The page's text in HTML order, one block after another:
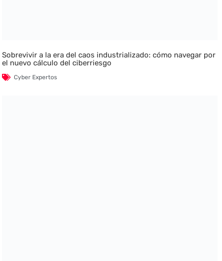
Sobrevivir a la era del caos industrializado: cómo navegar por
el nuevo cálculo del ciberriesgo
Cyber Expertos